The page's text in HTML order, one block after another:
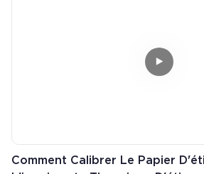
Comment Calibrer Le Papier